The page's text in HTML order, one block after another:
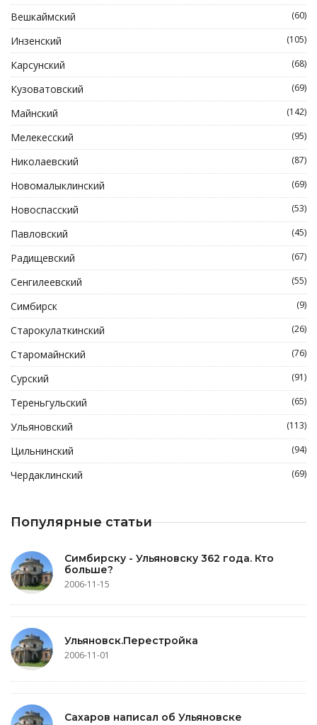
Вешкаймский (60)
Инзенский (105)
Карсунский (68)
Кузоватовский (69)
Майнский (142)
Мелекесский (95)
Николаевский (87)
Новомалыклинский (69)
Новоспасский (53)
Павловский (45)
Радищевский (67)
Сенгилеевский (55)
Симбирск (9)
Старокулаткинский (26)
Старомайнский (76)
Сурский (91)
Тереньгульский (65)
Ульяновский (113)
Цильнинский (94)
Чердаклинский (69)
Популярные статьи
Симбирску - Ульяновску 362 года. Кто
больше?
2006-11-15
Ульяновск.Перестройка
2006-11-01
Сахаров написал об Ульяновске